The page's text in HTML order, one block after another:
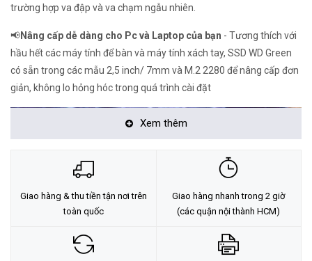
trường hợp va đập và va chạm ngẫu nhiên.
📢Nâng cấp dễ dàng cho Pc và Laptop của bạn - Tương thích với
hầu hết các máy tính để bàn và máy tính xách tay, SSD WD Green
có sẵn trong các mẫu 2,5 inch/ 7mm và M.2 2280 để nâng cấp đơn
giản, không lo hỏng hóc trong quá trình cài đặt
Xem thêm
Giao hàng & thu tiền tận nơi trên
toàn quốc
Giao hàng nhanh trong 2 giờ
(các quận nội thành HCM)